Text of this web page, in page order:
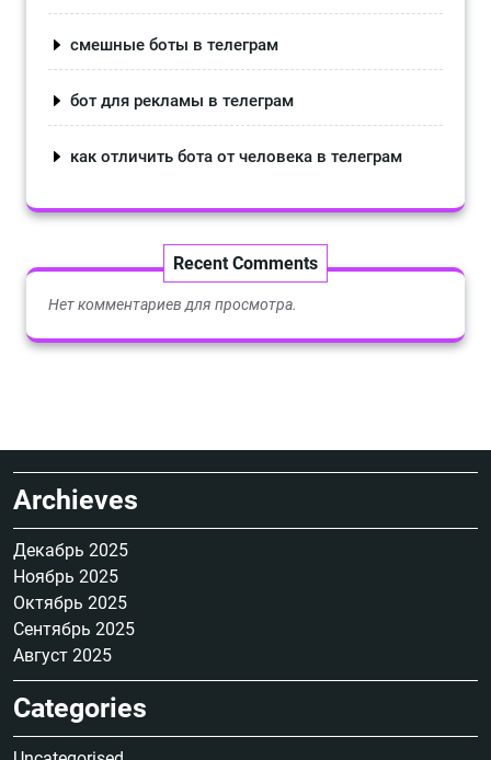
смешные боты в телеграм
бот для рекламы в телеграм
как отличить бота от человека в телеграм
Recent Comments
Нет комментариев для просмотра.
Archieves
Декабрь 2025
Ноябрь 2025
Октябрь 2025
Сентябрь 2025
Август 2025
Categories